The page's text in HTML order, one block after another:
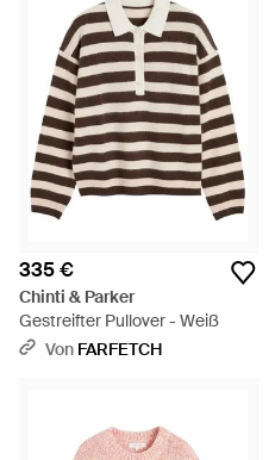
335 €
Chinti & Parker
Gestreifter Pullover - Weiß
Von FARFETCH